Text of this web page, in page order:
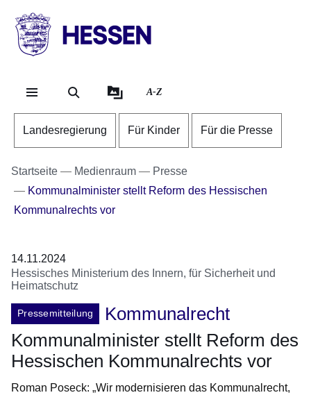
HESSEN
Landesregierung
A-Z
Landesregierung Für Kinder Für die Presse
Startseite Medienraum
Presse
Kommunalminister stellt Reform des Hessischen
Kommunalrechts vor
14.11.2024
Hessisches Ministerium des Innern, für Sicherheit und
Heimatschutz
Pressemitteilung
Kommunalrecht
Kommunalminister stellt Reform des
Hessischen Kommunalrechts vor
Roman Poseck: „Wir modernisieren das Kommunalrecht,